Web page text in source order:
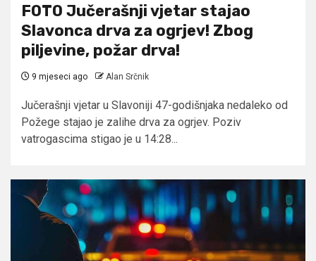
FOTO Jučerašnji vjetar stajao
Slavonca drva za ogrjev! Zbog
piljevine, požar drva!
9 mjeseci ago Alan Srčnik
Jučerašnji vjetar u Slavoniji 47-godišnjaka nedaleko od
Požege stajao je zalihe drva za ogrjev. Poziv
vatrogascima stigao je u 14:28...